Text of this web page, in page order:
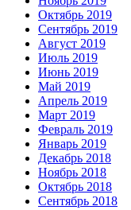
Октябрь 2019
Сентябрь 2019
Август 2019
Июль 2019
Июнь 2019
Май 2019
Апрель 2019
Март 2019
Февраль 2019
Январь 2019
Декабрь 2018
Ноябрь 2018
Октябрь 2018
Сентябрь 2018